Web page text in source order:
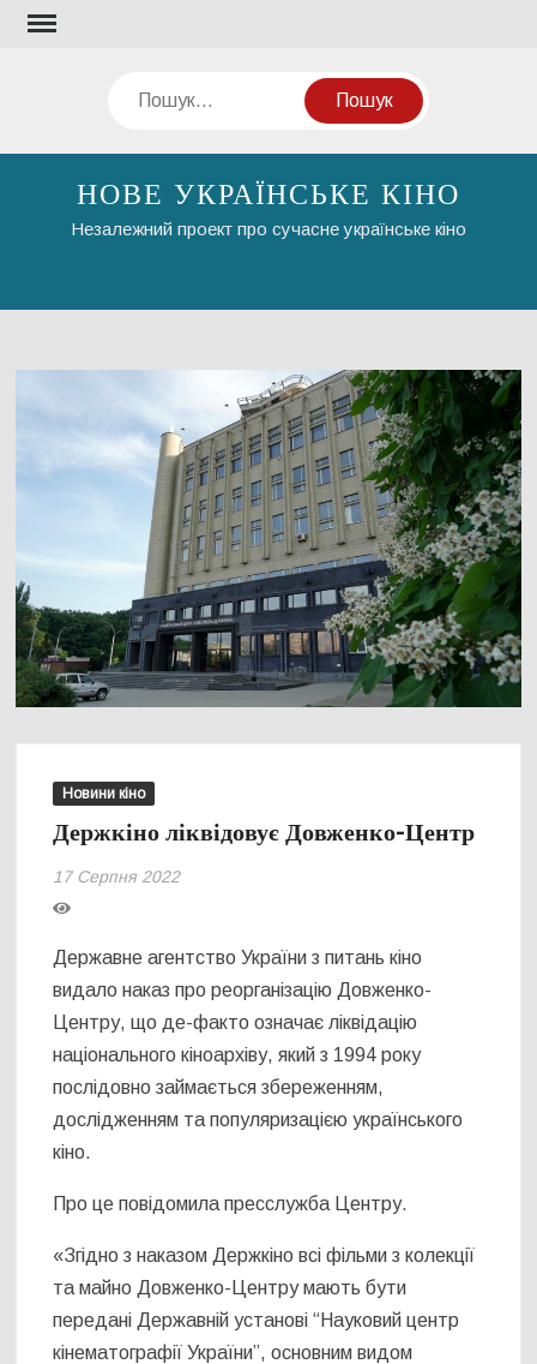
Перейти
Пошук
НОВЕ УКРАЇНСЬКЕ КІНО
Незалежний проект про сучасне українське кіно
Новини кіно
Держкіно ліквідовує Довженко-Центр
17 Серпня 2022
Державне агентство України з питань кіно
видало наказ про реорганізацію Довженко-
Центру, що де-факто означає ліквідацію
національного кіноархіву, який з 1994 року
послідовно займається збереженням,
дослідженням та популяризацією українського
кіно.
Про це повідомила пресслужба Центру.
«Згідно з наказом Держкіно всі фільми з колекції
та майно Довженко-Центру мають бути
передані Державній установі “Науковий центр
кінематографії України”, основним видом